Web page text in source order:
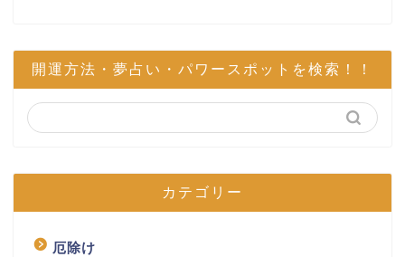
開運方法・夢占い・パワースポットを検索！！
カテゴリー
厄除け